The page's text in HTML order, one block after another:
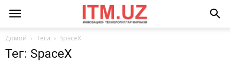
Домой Теги SpaceX
Тег: SpaceX